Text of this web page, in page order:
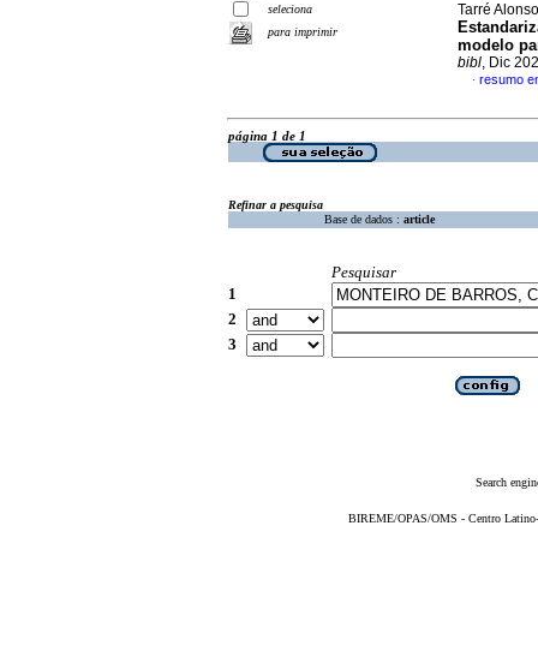
seleciona
para imprimir
Tarré
modelo
bibl, Dic
· resumo
página 1 de 1
Refinar a pesquisa
Base de dados : article
Pesquisar
1
2
3
Search
BIREME/OPAS/OMS - Centro Latino-